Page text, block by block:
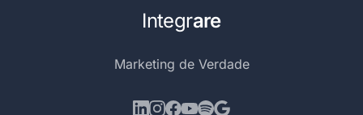
Integrare
Marketing de Verdade